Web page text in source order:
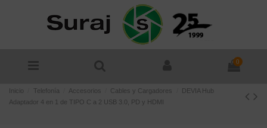
0
Inicio Telefonía Accesorios Cables y Cargadores
DEVIA Hub
Adaptador 4 en 1 de TIPO C a 2 USB 3.0, PD y HDMI